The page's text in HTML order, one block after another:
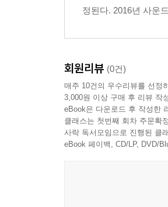
정된다. 2016년 사운
회원리뷰 (0건)
매주 10건의 우수리뷰를 선정
3,000원 이상 구매 후 리뷰 작
eBook은 다운로드 후 작성한
클래스는 첫번째 회차 주문확
사락 독서모임으로 진행된 클
eBook 페이백, CD/LP, DVD/